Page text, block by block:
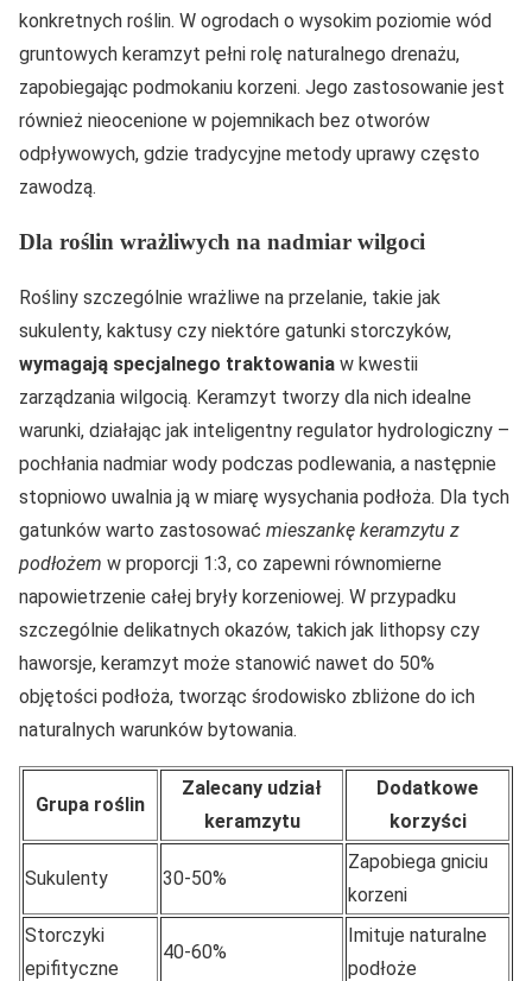
konkretnych roślin. W ogrodach o wysokim poziomie wód
gruntowych keramzyt pełni rolę naturalnego drenażu,
zapobiegając podmokaniu korzeni. Jego zastosowanie jest
również nieocenione w pojemnikach bez otworów
odpływowych, gdzie tradycyjne metody uprawy często
zawodzą.
Dla roślin wrażliwych na nadmiar wilgoci
Rośliny szczególnie wrażliwe na przelanie, takie jak
sukulenty, kaktusy czy niektóre gatunki storczyków,
wymagają specjalnego traktowania w kwestii
zarządzania wilgocią. Keramzyt tworzy dla nich idealne
warunki, działając jak inteligentny regulator hydrologiczny –
pochłania nadmiar wody podczas podlewania, a następnie
stopniowo uwalnia ją w miarę wysychania podłoża. Dla tych
gatunków warto zastosować mieszankę keramzytu z
podłożem w proporcji 1:3, co zapewni równomierne
napowietrzenie całej bryły korzeniowej. W przypadku
szczególnie delikatnych okazów, takich jak lithopsy czy
haworsje, keramzyt może stanowić nawet do 50%
objętości podłoża, tworząc środowisko zbliżone do ich
naturalnych warunków bytowania.
Grupa roślin
Zalecany udział
keramzytu
Dodatkowe
korzyści
Sukulenty 30-50%
Zapobiega gniciu
korzeni
Storczyki
epifityczne
40-60%
Imituje naturalne
podłoże